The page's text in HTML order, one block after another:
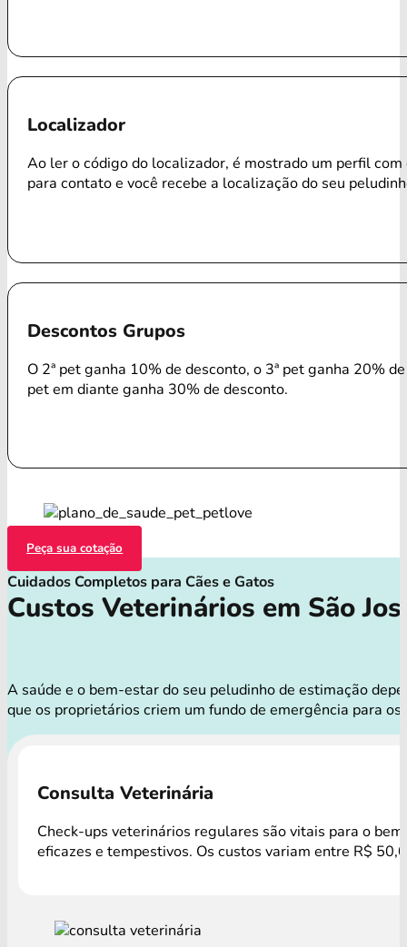
Localizador
Ao ler o código do localizador, é mostrado um perfil com
para contato e você recebe a localização do seu
Descontos Grupos
O 2ª pet ganha 10% de desconto, o 3ª pet ganha 20%
pet em diante ganha 30% de desconto.
Peça sua cotação
Cuidados Completos para Cães e Gatos
Custos Veterinários em São
A saúde e o bem-estar do seu peludinho de estimação
que os proprietários criem um fundo de emergência para
Consulta Veterinária
Check-ups veterinários regulares são vitais para o
eficazes e tempestivos. Os custos variam entre R$